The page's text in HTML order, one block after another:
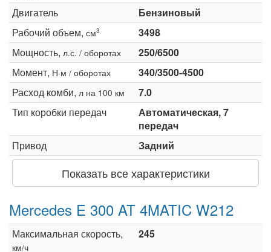
Двигатель
Бензиновый
Рабочий объем, см3
3498
Мощность, л.с. / оборотах
250/6500
Момент, Н·м / оборотах
340/3500-4500
Расход комби, л на 100 км
7.0
Тип коробки передач
Автоматическая, 7
передач
Привод
Задний
Показать все характеристики
Mercedes E 300 AT 4MATIC W212
Максимальная скорость,
км/ч
245